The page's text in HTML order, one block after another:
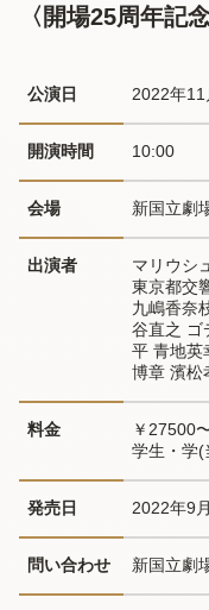
〈開場25周年記
公演日 2022年
開演時間 10:00
会場 新国立劇
出演者
マリウシ
東京都交
九嶋香奈
谷直之 ゴ
平 青地英
博章 濱松
料金
￥27500
学生・学(
発売日 2022年9
問い合わせ 新国立劇